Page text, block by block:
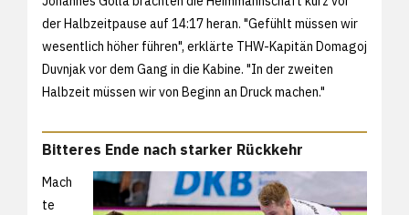
der Halbzeitpause auf 14:17 heran. "Gefühlt müssen wir
wesentlich höher führen", erklärte THW-Kapitän Domagoj
Duvnjak vor dem Gang in die Kabine. "In der zweiten
Halbzeit müssen wir von Beginn an Druck machen."
Bitteres Ende nach starker Rückkehr
Mach
te